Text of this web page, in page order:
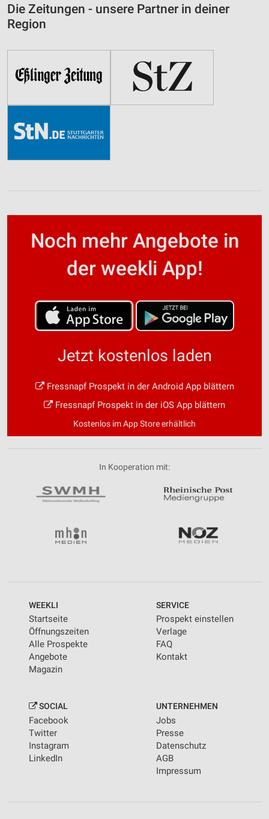
Die Zeitungen - unsere Partner in deiner
Region
Noch mehr Angebote in
der weekli App!
Jetzt kostenlos laden
Fressnapf Prospekt in der Android App blättern
Fressnapf Prospekt in der iOS App blättern
Kostenlos im App Store erhältlich
In Kooperation mit:
WEEKLI
Startseite
Öffnungszeiten
Alle Prospekte
Angebote
Magazin
SERVICE
Prospekt einstellen
Verlage
FAQ
Kontakt
SOCIAL
Facebook
Twitter
Instagram
LinkedIn
UNTERNEHMEN
Jobs
Presse
Datenschutz
AGB
Impressum